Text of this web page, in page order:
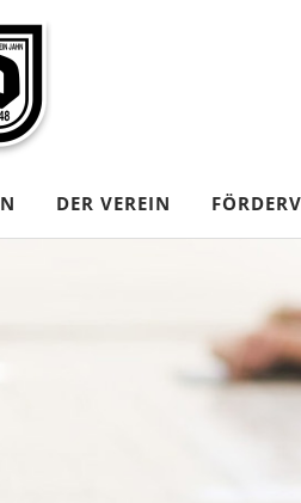
DER VEREIN